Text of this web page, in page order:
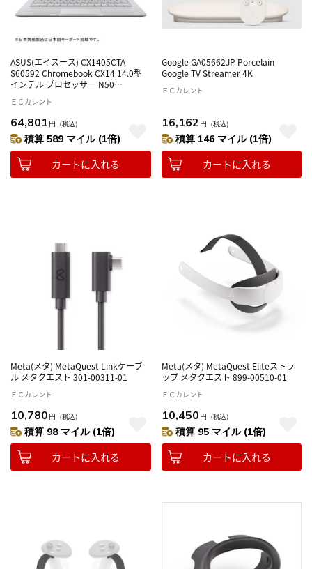
ASUS(エイスース) CX1405CTA-
S60592 Chromebook CX14 14.0型
インテル プロセッサー N50
ノートパソコン
ＥＣカレント
64,801 円 （税込）
積算 589 マイル (1倍)
カートに入れる
Google GA05662JP Porcelain
Google TV Streamer 4K
ＥＣカレント
16,162 円 （税込）
積算 146 マイル (1倍)
カートに入れる
Meta(メタ) MetaQuest Linkケーブ
ル メタクエスト 301-00311-01
ＥＣカレント
10,780 円 （税込）
積算 98 マイル (1倍)
カートに入れる
Meta(メタ) MetaQuest Eliteストラ
ップ メタクエスト 899-00510-01
ＥＣカレント
10,450 円 （税込）
積算 95 マイル (1倍)
カートに入れる